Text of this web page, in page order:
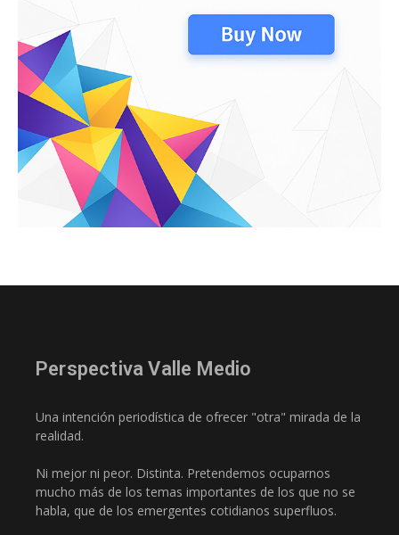
Perspectiva Valle Medio
Una intención periodística de ofrecer "otra" mirada de la
realidad.
Ni mejor ni peor. Distinta. Pretendemos ocuparnos
mucho más de los temas importantes de los que no se
habla, que de los emergentes cotidianos superfluos.